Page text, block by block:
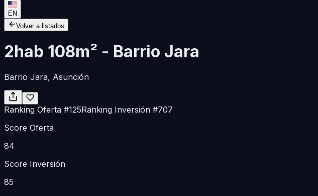
EN
Volver a listados
2hab 108m² - Barrio Jara
Barrio Jara, Asunción
Ranking Oferta #125Ranking Inversión #707
Score Oferta
84
Score Inversión
85